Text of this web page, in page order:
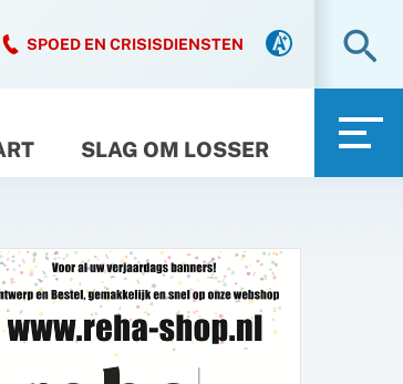
SPOED EN CRISISDIENSTEN
SLAG OM LOSSER